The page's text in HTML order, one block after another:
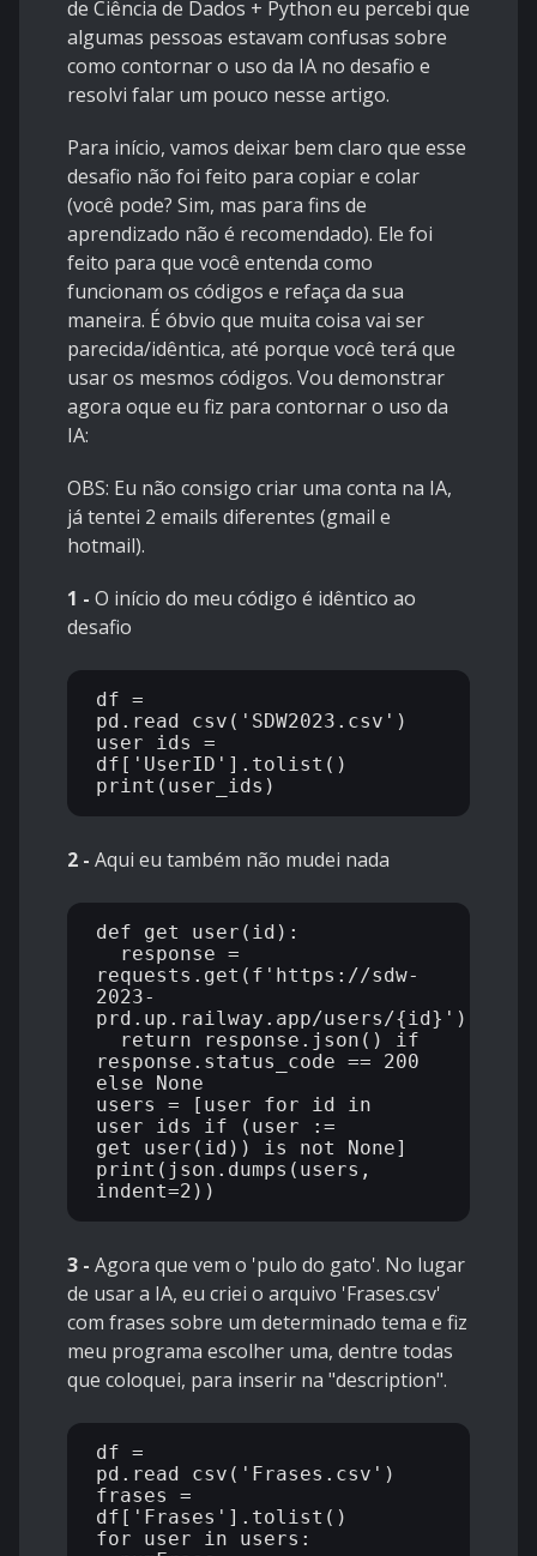
de Ciência de Dados + Python eu percebi que
algumas pessoas estavam confusas sobre
como contornar o uso da IA no desafio e
resolvi falar um pouco nesse artigo.
Para início, vamos deixar bem claro que esse
desafio não foi feito para copiar e colar
(você pode? Sim, mas para fins de
aprendizado não é recomendado). Ele foi
feito para que você entenda como
funcionam os códigos e refaça da sua
maneira. É óbvio que muita coisa vai ser
parecida/idêntica, até porque você terá que
usar os mesmos códigos. Vou demonstrar
agora oque eu fiz para contornar o uso da
IA:
OBS: Eu não consigo criar uma conta na IA,
já tentei 2 emails diferentes (gmail e
hotmail).
1 - O início do meu código é idêntico ao
desafio
df =
pd.read_csv('SDW2023.csv')
user_ids =
df['UserID'].tolist()
2 - Aqui eu também não mudei nada
def get_user(id):
requests.get(f'https://sdw-
2023-
prd.up.railway.app/users/{id}')
response.status_code == 200
else None
users = [user for id in
user_ids if (user :=
get_user(id)) is not None]
print(json.dumps(users,
3 - Agora que vem o 'pulo do gato'. No lugar
de usar a IA, eu criei o arquivo 'Frases.csv'
com frases sobre um determinado tema e fiz
meu programa escolher uma, dentre todas
que coloquei, para inserir na "description".
df =
pd.read_csv('Frases.csv')
frases =
df['Frases'].tolist()
for user in users: